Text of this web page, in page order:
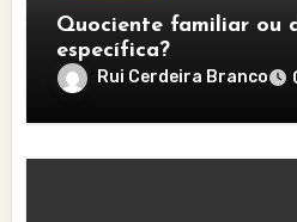
Quociente familiar ou
específica?
Rui Cerdeira Branco